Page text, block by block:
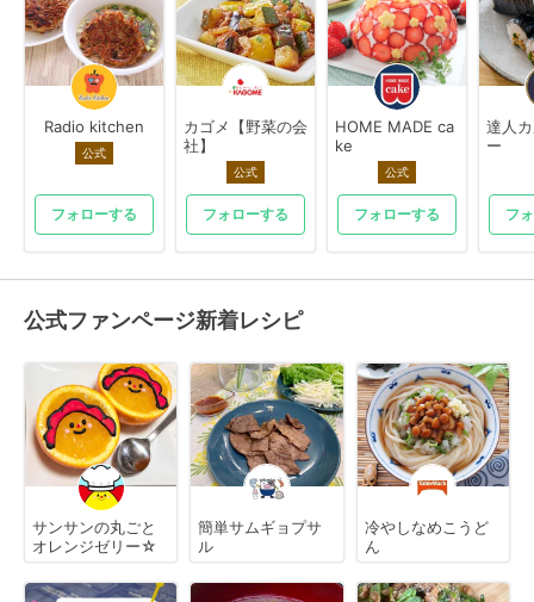
Radio kitchen
公式
フォローする
カゴメ【野菜の会
社】
公式
フォローする
HOME MADE ca
ke
公式
フォローする
達人
ー
フ
公式ファンページ新着レシピ
サンサンの丸ごと
オレンジゼリー☆
簡単サムギョプサ
ル
冷やしなめこうど
ん